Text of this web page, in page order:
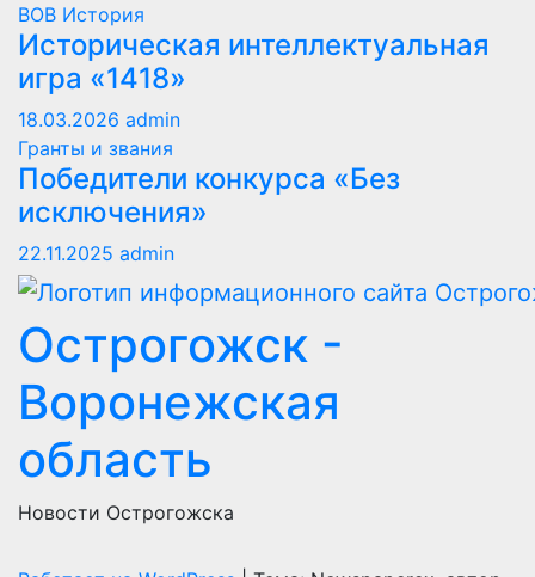
ВОВ История
Историческая интеллектуальная
игра «1418»
18.03.2026 admin
Гранты и звания
Победители конкурса «Без
исключения»
22.11.2025 admin
Острогожск -
Воронежская
область
Новости Острогожска